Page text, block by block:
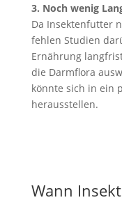
3. Noch wenig
Da Insektenfutter
fehlen Studien
Ernährung
die Darmflora
könnte sich in ein
herausstellen.
Wann